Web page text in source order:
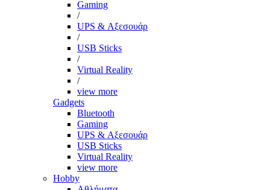
Gaming
/
UPS & Αξεσουάρ
/
USB Sticks
/
Virtual Reality
/
view more
Gadgets
Bluetooth
Gaming
UPS & Αξεσουάρ
USB Sticks
Virtual Reality
view more
Hobby